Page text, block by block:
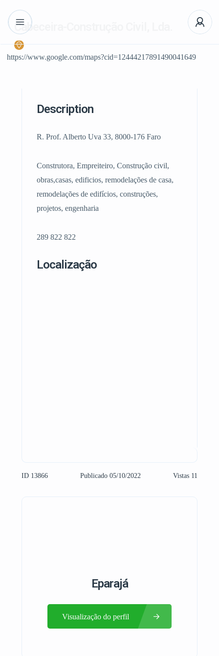
Cabeceira-Construção Civil, Lda.
https://www.google.com/maps?cid=12444217891490041649
Description
R. Prof. Alberto Uva 33, 8000-176 Faro
Construtora, Empreiteiro, Construção civil,
obras,casas, edificios, remodelações de casa,
remodelações de edifícios, construções,
projetos, engenharia
289 822 822
Localização
ID 13866 Publicado 05/10/2022 Vistas 11
Eparajá
Visualização do perfil